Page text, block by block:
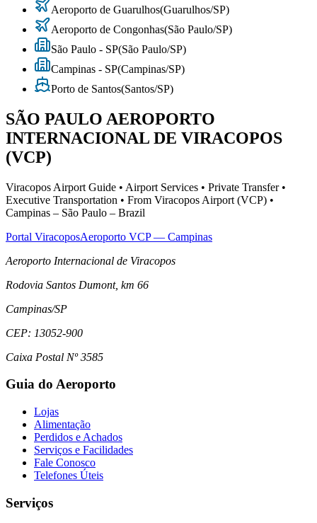
Aeroporto de Guarulhos(Guarulhos/SP)
Aeroporto de Congonhas(São Paulo/SP)
São Paulo - SP(São Paulo/SP)
Campinas - SP(Campinas/SP)
Porto de Santos(Santos/SP)
SÃO PAULO AEROPORTO
INTERNACIONAL DE VIRACOPOS
(VCP)
Viracopos Airport Guide • Airport Services • Private Transfer •
Executive Transportation • From Viracopos Airport (VCP) •
Campinas – São Paulo – Brazil
Portal ViracoposAeroporto VCP — Campinas
Aeroporto Internacional de Viracopos
Rodovia Santos Dumont, km 66
Campinas/SP
CEP: 13052-900
Caixa Postal Nº 3585
Guia do Aeroporto
Lojas
Alimentação
Perdidos e Achados
Serviços e Facilidades
Fale Conosco
Telefones Úteis
Serviços